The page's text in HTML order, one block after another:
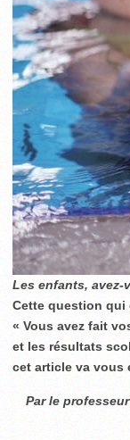
Les enfants, avez-
Cette question qui
« Vous avez fait
et les résultats
cet article va vous
Par le